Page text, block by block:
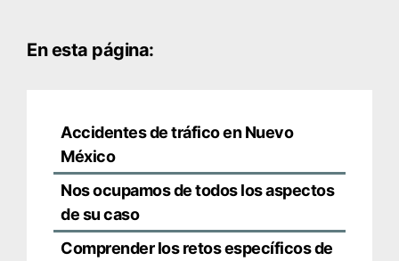
En esta página:
Accidentes de tráfico en Nuevo
México
Nos ocupamos de todos los aspectos
de su caso
Comprender los retos específicos de